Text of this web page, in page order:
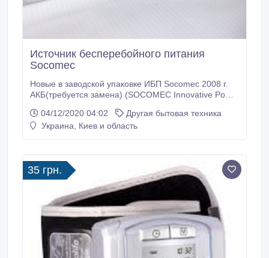
Источник бесперебойного питания
Socomec
Новые в заводской упаковке ИБП Socomec 2008 г.
АКБ(требуется замена) (SOCOMEC Innovative Power
NETYS PE 400 (240Вт) RS232. Время работы от
батарей при 75% нагрузке: 8 минут - 200 гр
нагрузке:15 минут - 310 гр (оптовая); ИБП Socomec
NETYS PE 800 (480Вт) RS232, USB.
04/12/2020 04:02
Другая бытовая техника
Украина, Киев и область
35 грн.